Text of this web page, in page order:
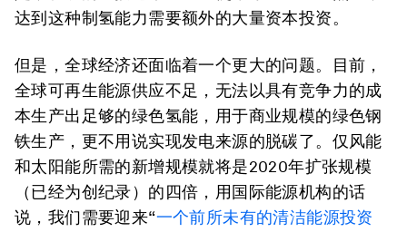
达到这种制氢能力需要额外的大量资本投资。
但是，全球经济还面临着一个更大的问题。目前，
全球可再生能源供应不足，无法以具有竞争力的成
本生产出足够的绿色氢能，用于商业规模的绿色钢
铁生产，更不用说实现发电来源的脱碳了。仅风能
和太阳能所需的新增规模就将是2020年扩张规模
（已经为创纪录）的四倍，用国际能源机构的话
说，我们需要迎来“一个前所未有的清洁能源投资